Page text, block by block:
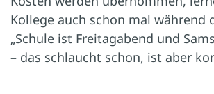
Kollege auch schon mal während
„Schule ist Freitagabend und
– das schlaucht schon, ist aber